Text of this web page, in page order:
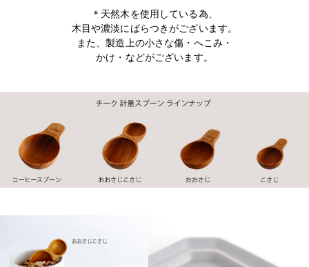
＊天然木を使用している為、
木目や濃淡にばらつきがございます。
また、製造上の小さな傷・へこみ・
かけ・などがございます。